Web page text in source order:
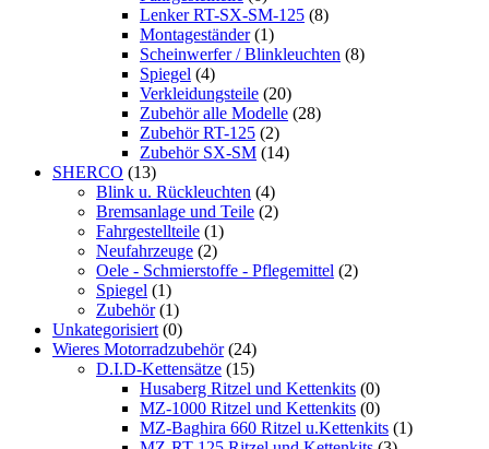
Lenker RT-SX-SM-125 (8)
Montageständer (1)
Scheinwerfer / Blinkleuchten (8)
Spiegel (4)
Verkleidungsteile (20)
Zubehör alle Modelle (28)
Zubehör RT-125 (2)
Zubehör SX-SM (14)
SHERCO (13)
Blink u. Rückleuchten (4)
Bremsanlage und Teile (2)
Fahrgestellteile (1)
Neufahrzeuge (2)
Oele - Schmierstoffe - Pflegemittel (2)
Spiegel (1)
Zubehör (1)
Unkategorisiert (0)
Wieres Motorradzubehör (24)
D.I.D-Kettensätze (15)
Husaberg Ritzel und Kettenkits (0)
MZ-1000 Ritzel und Kettenkits (0)
MZ-Baghira 660 Ritzel u.Kettenkits (1)